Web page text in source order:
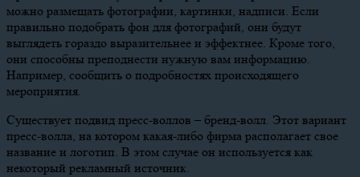
можно размещать фотографии, картинки, надписи. Если
правильно подобрать фон для фотографий, они будут
выглядеть гораздо выразительнее и эффектнее. Кроме того,
они способны преподнести нужную вам информацию.
Например, сообщить о подробностях происходящего
мероприятия.
Существует подвид пресс-воллов – бренд-волл. Этот вариант
пресс-волла, на котором какая-либо фирма располагает свое
название и логотип. В этом случае он используется как
некоторый рекламный источник.